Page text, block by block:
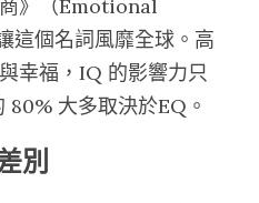
》（Emotional
個名詞風靡全球。高
幸福，IQ 的影響力只
大多取決於EQ。
別